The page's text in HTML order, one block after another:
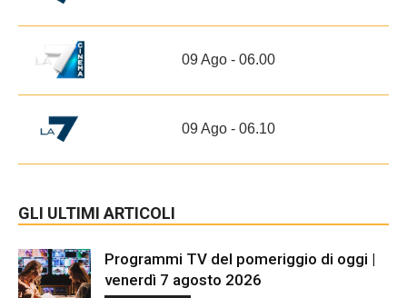
09 Ago - 06.00
09 Ago - 06.10
GLI ULTIMI ARTICOLI
Programmi TV del pomeriggio di oggi |
venerdì 7 agosto 2026